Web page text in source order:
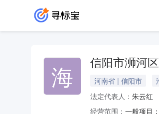
海 信阳市浉河
河南省 | 信阳市
法定代表人： 朱云红
经营范围：